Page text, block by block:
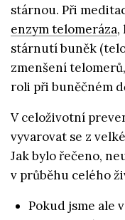
stárnou. Při
enzym telomeráza,
stárnutí buněk
zmenšení
roli při buněčném
V celoživotní
vyvarovat se z
Jak bylo řečeno,
v průběhu celého
Pokud jsme ale